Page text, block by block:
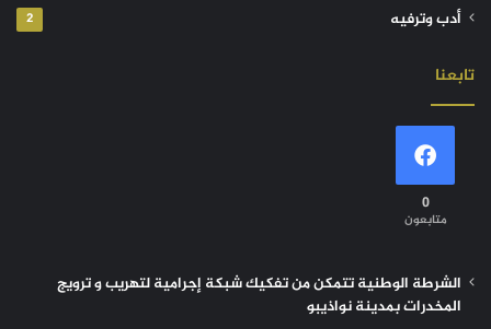
أدب وترفيه 2
تابعنا
0
متابعون
الشرطة الوطنية تتمكن من تفكيك شبكة إجرامية لتهريب و ترويج
المخدرات بمدينة نواذيبو